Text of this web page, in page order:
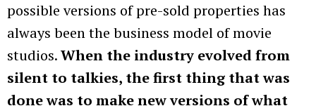
possible versions of pre-sold properties has
always been the business model of movie
studios.When the industry evolved from
silent to talkies, the first thing that was
done was to make new versions of what